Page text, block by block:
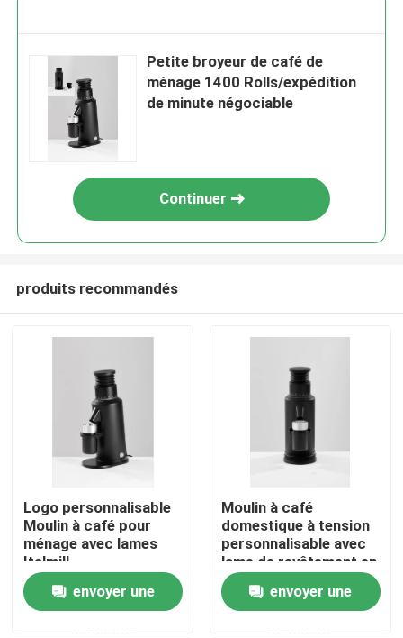
Maison
Produits
Petite broyeur de café de
ménage 1400 Rolls/expédition
de minute négociable
Continuer
produits recommandés
Logo personnalisable
Moulin à café pour
ménage avec lames
Italmill
envoyer une
Moulin à café
domestique à tension
personnalisable avec
lame de revêtement en
titane
envoyer une